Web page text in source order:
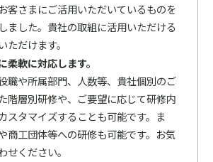
客さまにご活用いただいているものを
ました。貴社の取組に活用いただける
ただけます。
柔軟に対応します。
職や所属部門、人数等、貴社個別のご
階層別研修や、ご要望に応じて研修内
スタマイズすることも可能です。ま
商工団体等への研修も可能です。お気
せください。